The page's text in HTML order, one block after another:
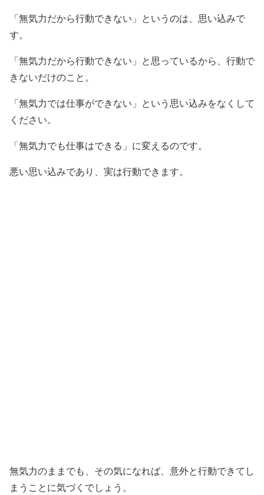
「無気力だから行動できない」というのは、思い込みで
す。
「無気力だから行動できない」と思っているから、行動で
きないだけのこと。
「無気力では仕事ができない」という思い込みをなくして
ください。
「無気力でも仕事はできる」に変えるのです。
悪い思い込みであり、実は行動できます。
無気力のままでも、その気になれば、意外と行動できてし
まうことに気づくでしょう。